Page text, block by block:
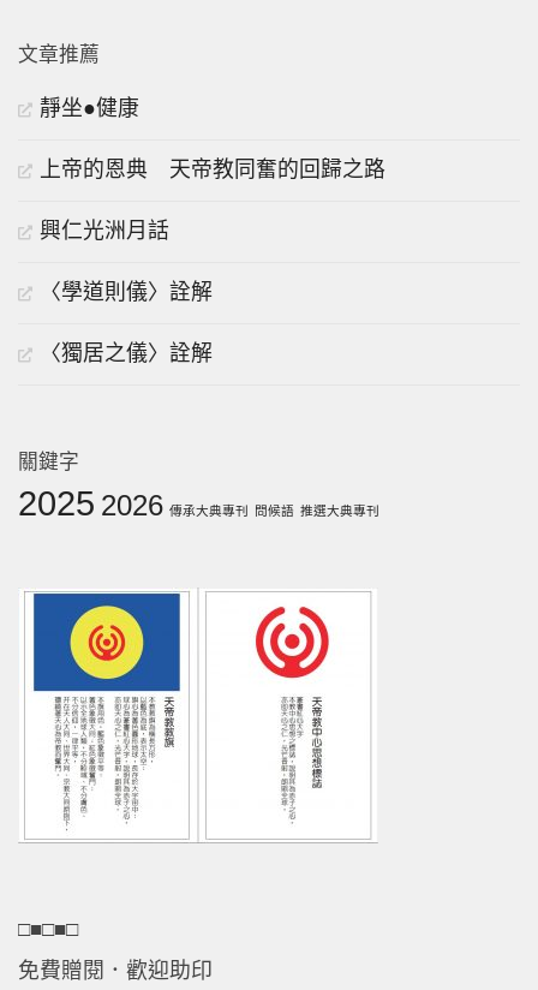
文章推薦
靜坐●健康
上帝的恩典 天帝教同奮的回歸之路
興仁光洲月話
〈學道則儀〉詮解
〈獨居之儀〉詮解
關鍵字
2025 2026 傳承大典專刊 問候語 推選大典專刊
□■□■□
免費贈閱．歡迎助印